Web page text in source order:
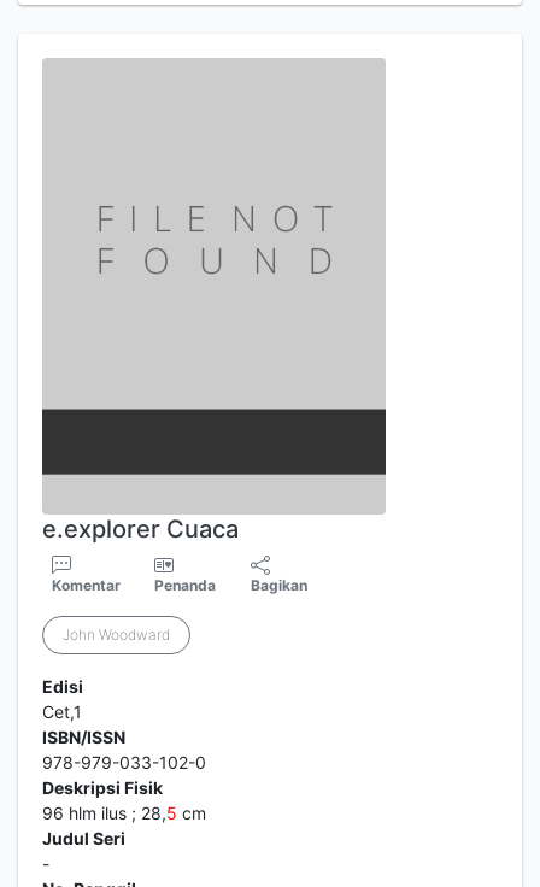
e.explorer Cuaca
Komentar Penanda Bagikan
John Woodward
Edisi
Cet,1
ISBN/ISSN
978-979-033-102-0
Deskripsi Fisik
96 hlm ilus ; 28,5 cm
Judul Seri
-